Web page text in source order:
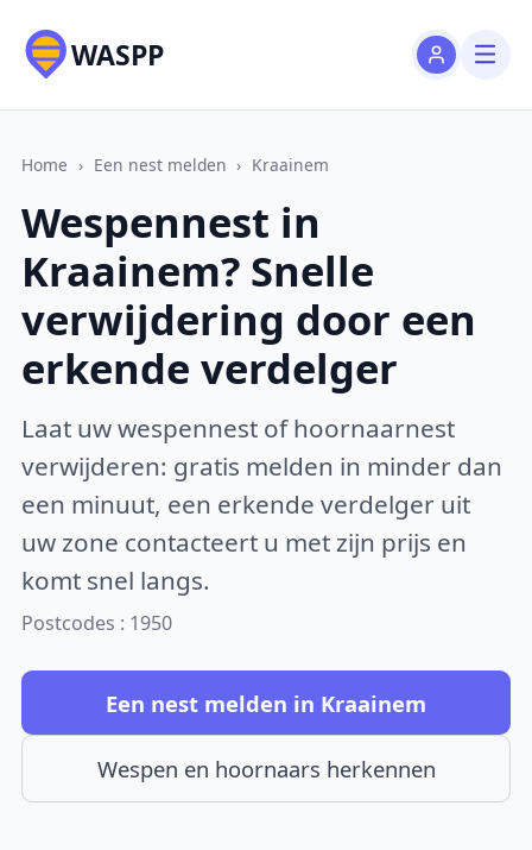
WASPP
Home › Een nest melden › Kraainem
Wespennest in
Kraainem? Snelle
verwijdering door een
erkende verdelger
Laat uw wespennest of hoornaarnest
verwijderen: gratis melden in minder dan
een minuut, een erkende verdelger uit
uw zone contacteert u met zijn prijs en
komt snel langs.
Postcodes : 1950
Een nest melden in Kraainem
Wespen en hoornaars herkennen